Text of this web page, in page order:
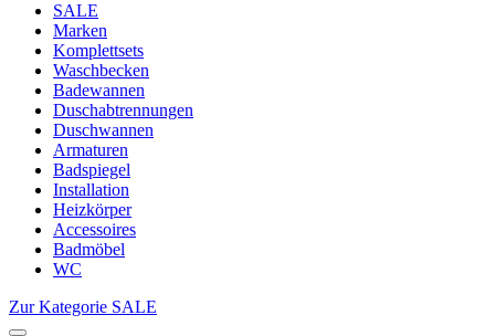
SALE
Marken
Komplettsets
Waschbecken
Badewannen
Duschabtrennungen
Duschwannen
Armaturen
Badspiegel
Installation
Heizkörper
Accessoires
Badmöbel
WC
Zur Kategorie SALE